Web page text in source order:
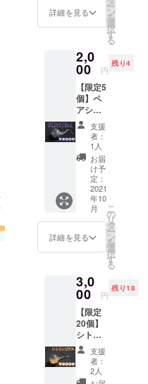
思いまし
材：
宝石の
内容：
割れ・
汚れ等
の宝石
を入れ
ていま
す。こ
ちらを
ご理解
の上ご
支援お
願いし
ます。
※ガラス
になり
より割
れてし
まう恐
れがあ
りま
す。 ※
写真は
イメー
ジにな
入りガ
ラス
ス 1個
・お礼
のお手
紙 宝石
ルース
量：5ct
以上 ◆
製品情
報 ・
ガラス
ドーム
の大き
さ 直
径18㎜
・ピア
ス素
材：
宝石の
内容：
割れ・
汚れ等
の宝石
を入れ
ていま
す。こ
詳細を見る ー
ン
を
選
択
す
る
2,0
00 円
残り4
【限定5
個】ペ
アシェ
イプ
カット
アイオ
ライト
ピア
ス 1個
・ペア
シェイ
プカッ
トアイ
オライ
ト入り
ピア
ス 1個
・お礼
のお手
紙 宝石
ルース
量：5ct
以上 ◆
製品情
報 ・
支援
者：
1人
お届
け予
定：
2021
年10
月
詳細を見る
こ
の
リ
タ
ー
ン
を
選
択
す
る
3,0
00 円
残り18
【限定
20個】
シトリ
ンピア
ス 1
個
3000
支援
者：
2人